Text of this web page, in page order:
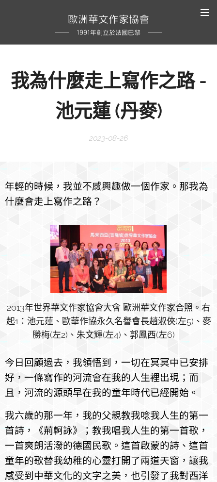
歐洲華文作家協會
1991年創立於法國巴黎
我為什麼走上寫作之路 -
池元蓮 (丹麥)
2023-08-26
年輕的時候，我並不感興趣做一個作家。那我為
什麼會走上寫作之路？
2013年世界華文作家協會大會 歐洲華文作家合照。 右
起1：池元蓮、歐華作協永久名譽會長趙淑俠(左5)、麥
勝梅(左2)、朱文輝(左4)、郭鳳西(左6)
今日回顧過去，我領悟到，一切在冥冥中已安排
好，一條寫作的河流會在我的人生裡出現；而
且，河流的源頭早在我的童年時代已經開始。
我六歲的那一年，我的父親教我唸我人生的第一
首詩，《荊軻詠》；教我唱我人生的第一首歌，
一首爽朗活潑的德國民歌。這首啟蒙的詩、這首
童年的歌替我幼稚的心靈打開了兩道天窗，讓我
感受到中華文化的文字之美，也引發了我對西洋